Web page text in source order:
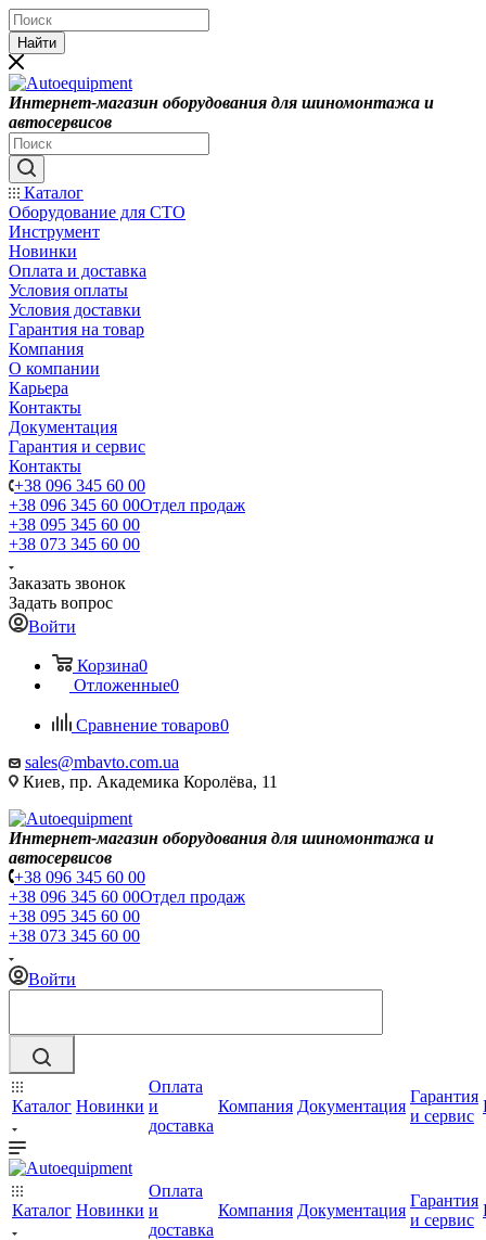
Найти
Интернет-магазин оборудования для шиномонтажа и
автосервисов
Каталог
Оборудование для СТО
Инструмент
Новинки
Оплата и доставка
Условия оплаты
Условия доставки
Гарантия на товар
Компания
О компании
Карьера
Контакты
Документация
Гарантия и сервис
Контакты
+38 096 345 60 00
+38 096 345 60 00Отдел продаж
+38 095 345 60 00
+38 073 345 60 00
Заказать звонок
Задать вопрос
Войти
Корзина0
Отложенные0
Сравнение товаров0
sales@mbavto.com.ua
Киев, пр. Академика Королёва, 11
Интернет-магазин оборудования для шиномонтажа и
автосервисов
+38 096 345 60 00
+38 096 345 60 00Отдел продаж
+38 095 345 60 00
+38 073 345 60 00
Войти
Каталог Новинки
Оплата
и
доставка
Компания Документация
Гарантия
и сервис
Каталог Новинки
Оплата
и
доставка
Компания Документация
Гарантия
и сервис